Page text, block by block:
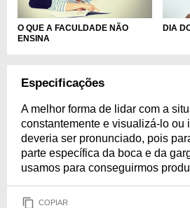
O QUE A FACULDADE NÃO
ENSINA
DIA
Especificações
A melhor forma de lidar com a
constantemente e visualizá-lo ou
deveria ser pronunciado, pois
parte específica da boca e da
usamos para conseguirmos
COPIAR